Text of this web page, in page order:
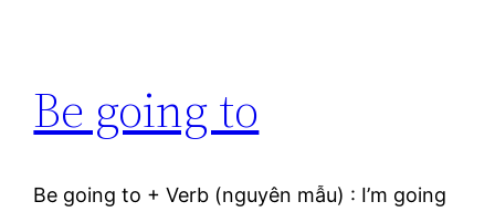
Be going to
Be going to + Verb (nguyên mẫu) : I’m going